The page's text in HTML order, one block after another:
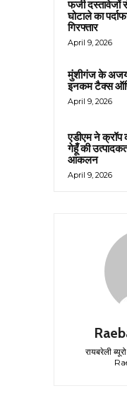
फर्जी
घोटाले का
गिरफ्तार
April 9, 2026
मुंशीगंज के अजय
इनकम टैक्स
April 9, 2026
एडीएम ने
गेहूँ की
आकलन
April 9, 2026
रायबरेली